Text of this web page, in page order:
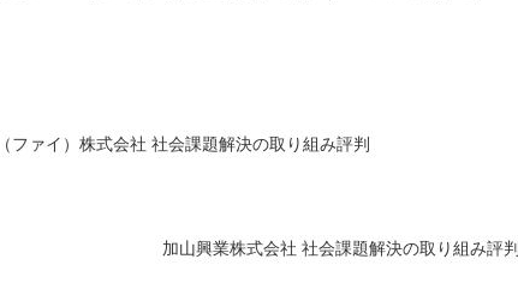
ファイ）株式会社 社会課題解決の取り組み評判
加山興業株式会社 社会課題解決の取り組み評判